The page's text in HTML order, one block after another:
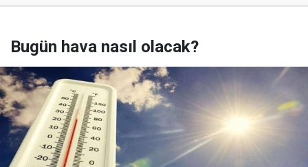
Bugün hava nasıl olacak?